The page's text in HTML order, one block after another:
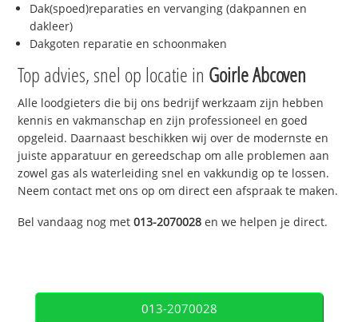
Dak(spoed)reparaties en vervanging (dakpannen en
dakleer)
Dakgoten reparatie en schoonmaken
Top advies, snel op locatie in Goirle Abcoven
Alle loodgieters die bij ons bedrijf werkzaam zijn hebben
kennis en vakmanschap en zijn professioneel en goed
opgeleid. Daarnaast beschikken wij over de modernste en
juiste apparatuur en gereedschap om alle problemen aan
zowel gas als waterleiding snel en vakkundig op te lossen.
Neem contact met ons op om direct een afspraak te maken.
Bel vandaag nog met013-2070028 en we helpen je direct.
013-2070028